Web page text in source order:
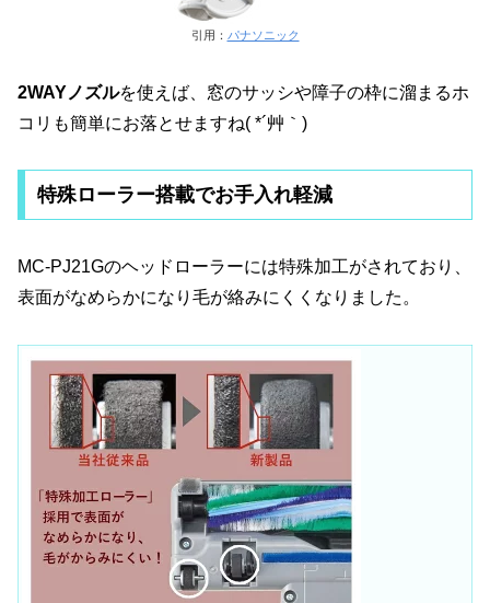
引用： パナソニック
2WAYノズルを使えば、窓のサッシや障子の枠に溜まるホ
コリも簡単にお落とせますね( *´艸｀)
特殊ローラー搭載でお手入れ軽減
MC-PJ21Gのヘッドローラーには特殊加工がされており、
表面がなめらかになり毛が絡みにくくなりました。